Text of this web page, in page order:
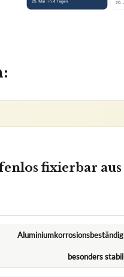
fixierbar aus
Aluminiumkorrosionsbeständig
besonders stabil